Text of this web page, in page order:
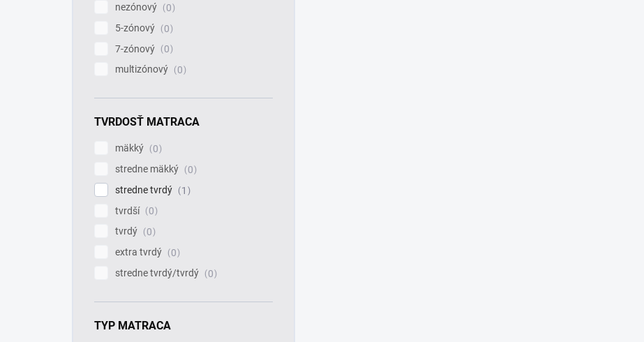
nezónový
0
5-zónový
0
7-zónový
0
multizónový
0
TVRDOSŤ MATRACA
mäkký
0
stredne mäkký
0
stredne tvrdý
1
tvrdší
0
tvrdý
0
extra tvrdý
0
stredne tvrdý/tvrdý
0
TYP MATRACA